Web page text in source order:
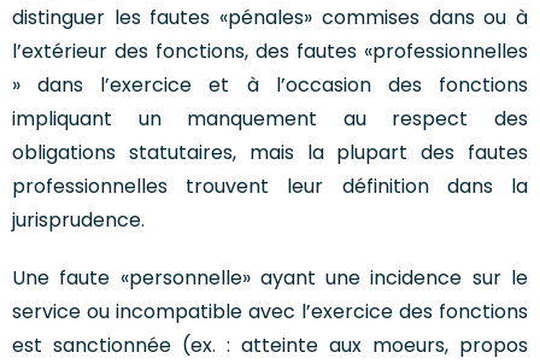
distinguer les fautes «pénales» commises dans ou à
l’extérieur des fonctions, des fautes «professionnelles
» dans l’exercice et à l’occasion des fonctions
impliquant un manquement au respect des
obligations statutaires, mais la plupart des fautes
professionnelles trouvent leur définition dans la
jurisprudence.
Une faute «personnelle» ayant une incidence sur le
service ou incompatible avec l’exercice des fonctions
est sanctionnée (ex. : atteinte aux moeurs, propos